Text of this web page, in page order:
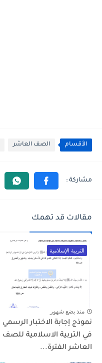
الأقسام الصف العاشر
مقالات قد تهمك
التربية الإسلامية
منذ بضع شهور
نموذج إجابة الاختبار الرسمي
في التربية الاسلامية للصف
العاشر الفترة...